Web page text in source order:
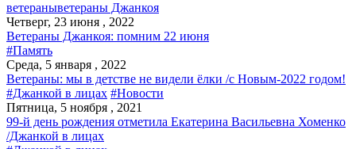
ветераныветераны Джанкоя
Четверг, 23 июня , 2022
Ветераны Джанкоя: помним 22 июня
#Память
Среда, 5 января , 2022
Ветераны: мы в детстве не видели ёлки /с Новым-2022 годом!
#Джанкой в лицах #Новости
Пятница, 5 ноября , 2021
99-й день рождения отметила Екатерина Васильевна Хоменко
/Джанкой в лицах